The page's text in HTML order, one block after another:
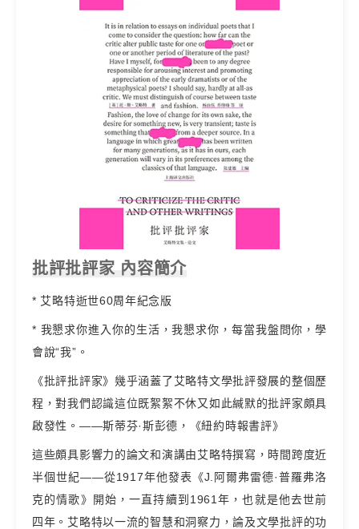
批評批評家 內容簡介
* 艾略特逝世60周年紀念版
* 我懇求你進入你的生活，我懇求你，每當我盤問你，學
會說“我”。
《批評批評家》幾乎涵蓋了艾略特文學批評發展的整個歷
程，對我們認識這位既絮絮不休又如此緘默的批評家頗具
啟發性。——斯蒂芬·斯彭德，《紐約時報書評》
這些頗具影響力的論文和演講由艾略特撰寫，時間跨度近
半個世紀——從1917年他發表《J.阿爾弗雷德·普羅弗洛
克的情歌》開始，一直持續到1961年，也就是他去世前
四年。艾略特以一流的智慧和洞察力，論及文學批評的功